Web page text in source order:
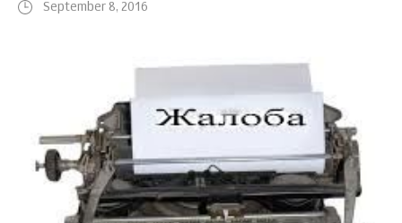
September 8, 2016